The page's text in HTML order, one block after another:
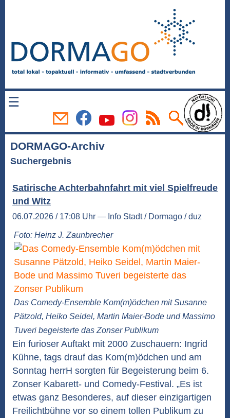
☰
DORMAGO-Archiv
Suchergebnis
Satirische Achterbahnfahrt mit viel Spielfreude
und Witz
06.07.2026 / 17:08 Uhr — Info Stadt / Dormago / duz
Foto: Heinz J. Zaunbrecher
Das Comedy-Ensemble Kom(m)ödchen mit Susanne
Pätzold, Heiko Seidel, Martin Maier-Bode und Massimo
Tuveri begeisterte das Zonser Publikum
Ein furioser Auftakt mit 2000 Zuschauern: Ingrid
Kühne, tags drauf das Kom(m)ödchen und am
Sonntag herrH sorgten für Begeisterung beim 6.
Zonser Kabarett- und Comedy-Festival. „Es ist
etwas ganz Besonderes, auf dieser einzigartigen
Freilichtbühne vor so einem tollen Publikum zu